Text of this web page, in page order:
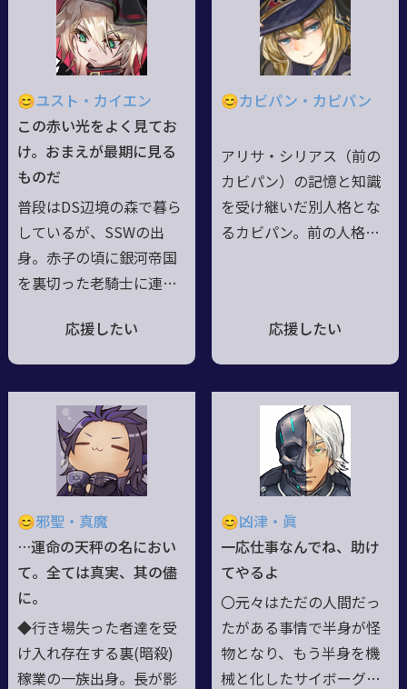
まった。背が低いのが若
干コンプレックス。鷹揚
な性格で、古めかしい話
し方をする。次男坊とい
うことで、自由に冒険者
などをしていられる。赤
い瞳はいわくつき。伯爵
は伯と呼ばれることが多
い。
由を知った時、自分はい
らない子だと深く絶望し
オラトリオに覚醒。みな
そこでの経験により「自
◆徐々に自我を奪う筈の
天獄の力を無影響で行使
する。
😊ユスト・カイエン
この赤い光をよく見てお
け。おまえが最期に見る
ものだ
普段はDS辺境の森で暮ら
しているが、SSWの出
身。赤子の頃に銀河帝国
を裏切った老騎士に連れ
する。以降老騎士が死を
れるダークサイドの技巧
が主であり、対峙する者
の生命を奪うと決めた時
以外には極力使用を控え
る傾向にある。尚、暗黒
面の力を特に強く行使す
る際は瞳が金色に染ま
る。格好いいものを見る
ど、年相応の部分もあ
る。
応援したい
😊カビパン・カピパン
アリサ・シリアス（前の
カビパン）の記憶と知識
を受け継いだ別人格とな
るカビパン。前の人格と
が、基本的には真面目な
ジュでは従軍聖職者とし
て軍属し、自ら属する教
団の精神的指導者として
も君臨。戦闘ではWIZ派
からPOW派に―いわゆる
ボクシングを駆使して戦
う。多彩な技術を使いこ
応援したい
😊邪聖・真魔
…運命の天秤の名におい
て。全ては真実、其の儘
に。
◆行き場失った者達を受
け入れ存在する裏(暗殺)
稼業の一族出身。長が影
😊凶津・眞
一応仕事なんでね、助け
てやるよ
〇元々はただの人間だっ
たがある事情で半身が怪
物となり、もう半身を機
械と化したサイボーグ〇